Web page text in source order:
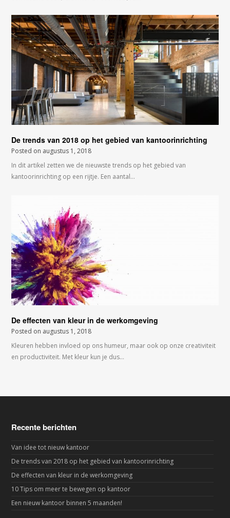
De trends van 2018 op het gebied van kantoorinrichting
Posted on augustus 1, 2018
In dit artikel zetten we de nieuwste trends op het gebied van
kantoorinrichting op een rijtje. Een aantal…
De effecten van kleur in de werkomgeving
Posted on augustus 1, 2018
Kleuren hebben invloed op ons humeur, maar ook op onze creativiteit
en productiviteit. Met kleur kun je dus…
Recente berichten
Van idee tot nieuw kantoor
De trends van 2018 op het gebied van kantoorinrichting
De effecten van kleur in de werkomgeving
10 Tips om meer te bewegen op kantoor
Een nieuw kantoor binnen 5 maanden!